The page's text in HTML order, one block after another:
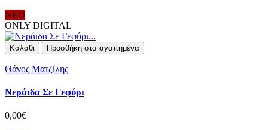
ΝΕΟ
ONLY DIGITAL
Καλάθι Προσθήκη στα αγαπημένα
Θάνος Ματζίλης
Νεράιδα Σε Γεφύρι
0,00€